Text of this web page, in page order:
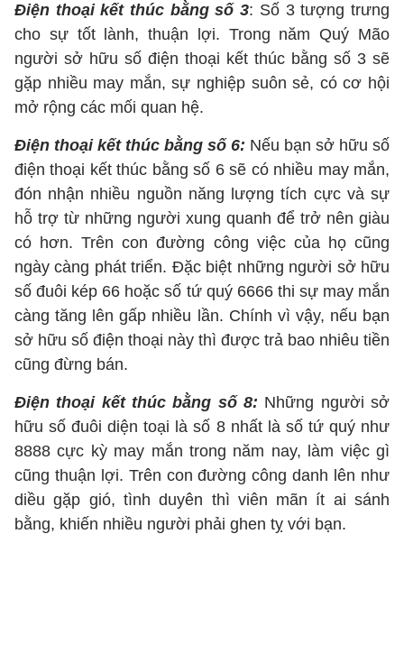
Điện thoại kết thúc bằng số 3: Số 3 tượng trưng
cho sự tốt lành, thuận lợi. Trong năm Quý Mão
người sở hữu số điện thoại kết thúc bằng số 3 sẽ
gặp nhiều may mắn, sự nghiệp suôn sẻ, có cơ hội
mở rộng các mối quan hệ.
Điện thoại kết thúc bằng số 6: Nếu bạn sở hữu số
điện thoại kết thúc bằng số 6 sẽ có nhiều may mắn,
đón nhận nhiều nguồn năng lượng tích cực và sự
hỗ trợ từ những người xung quanh để trở nên giàu
có hơn. Trên con đường công việc của họ cũng
ngày càng phát triển. Đặc biệt những người sở hữu
số đuôi kép 66 hoặc số tứ quý 6666 thi sự may mắn
càng tăng lên gấp nhiều lần. Chính vì vậy, nếu bạn
sở hữu số điện thoại này thì được trả bao nhiêu tiền
cũng đừng bán.
Điện thoại kết thúc bằng số 8: Những người sở
hữu số đuôi diện toại là số 8 nhất là số tứ quý như
8888 cực kỳ may mắn trong năm nay, làm việc gì
cũng thuận lợi. Trên con đường công danh lên như
diều gặp gió, tình duyên thì viên mãn ít ai sánh
bằng, khiến nhiều người phải ghen tỵ với bạn.